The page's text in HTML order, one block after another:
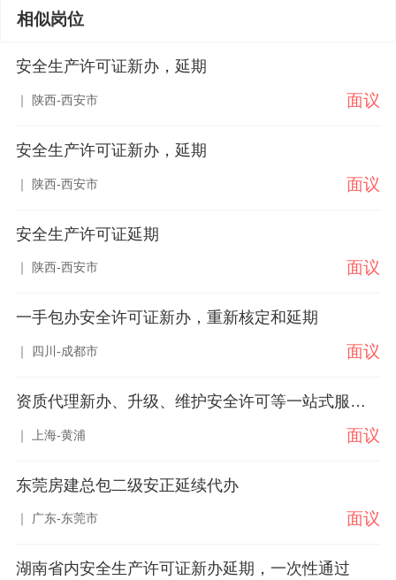
相似岗位
安全生产许可证新办，延期
｜ 陕西-西安市 面议
安全生产许可证新办，延期
｜ 陕西-西安市 面议
安全生产许可证延期
｜ 陕西-西安市 面议
一手包办安全许可证新办，重新核定和延期
｜ 四川-成都市 面议
资质代理新办、升级、维护安全许可等一站式服务。
｜ 上海-黄浦 面议
东莞房建总包二级安正延续代办
｜ 广东-东莞市 面议
湖南省内安全生产许可证新办延期，一次性通过